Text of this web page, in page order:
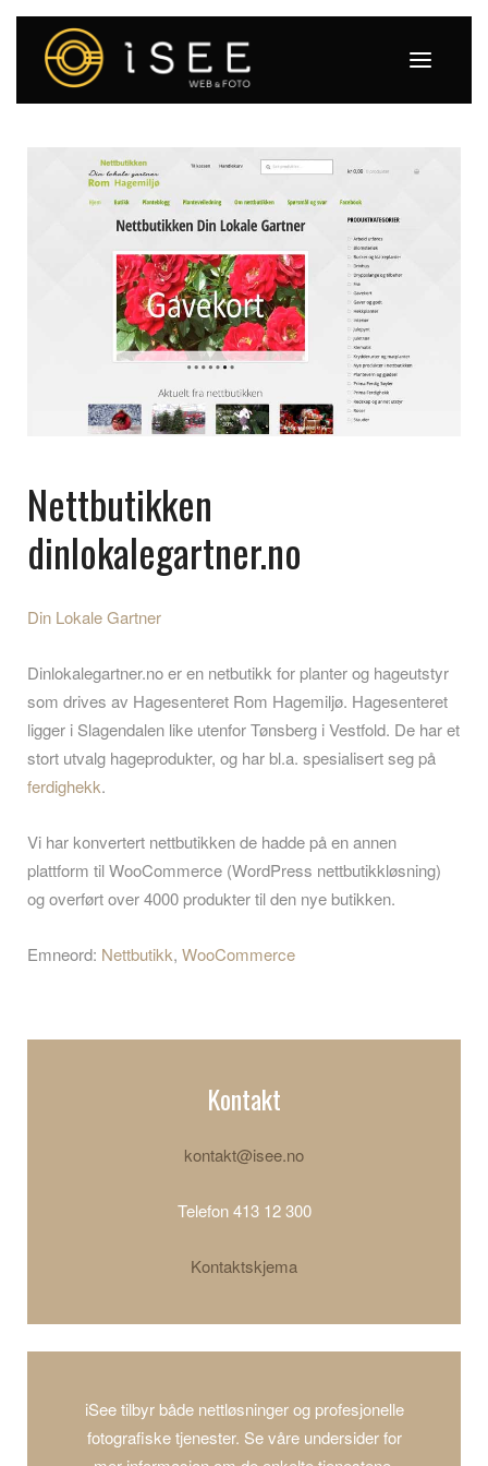
Nettbutikken
dinlokalegartner.no
Din Lokale Gartner
Dinlokalegartner.no er en netbutikk for planter og hageutstyr
som drives av Hagesenteret Rom Hagemiljø. Hagesenteret
ligger i Slagendalen like utenfor Tønsberg i Vestfold. De har et
stort utvalg hageprodukter, og har bl.a. spesialisert seg på
ferdighekk.
Vi har konvertert nettbutikken de hadde på en annen
plattform til WooCommerce (WordPress nettbutikkløsning)
og overført over 4000 produkter til den nye butikken.
Emneord: Nettbutikk, WooCommerce
Kontakt
kontakt@isee.no
Telefon 413 12 300
Kontaktskjema
iSee tilbyr både nettløsninger og profesjonelle
fotografiske tjenester. Se våre undersider for